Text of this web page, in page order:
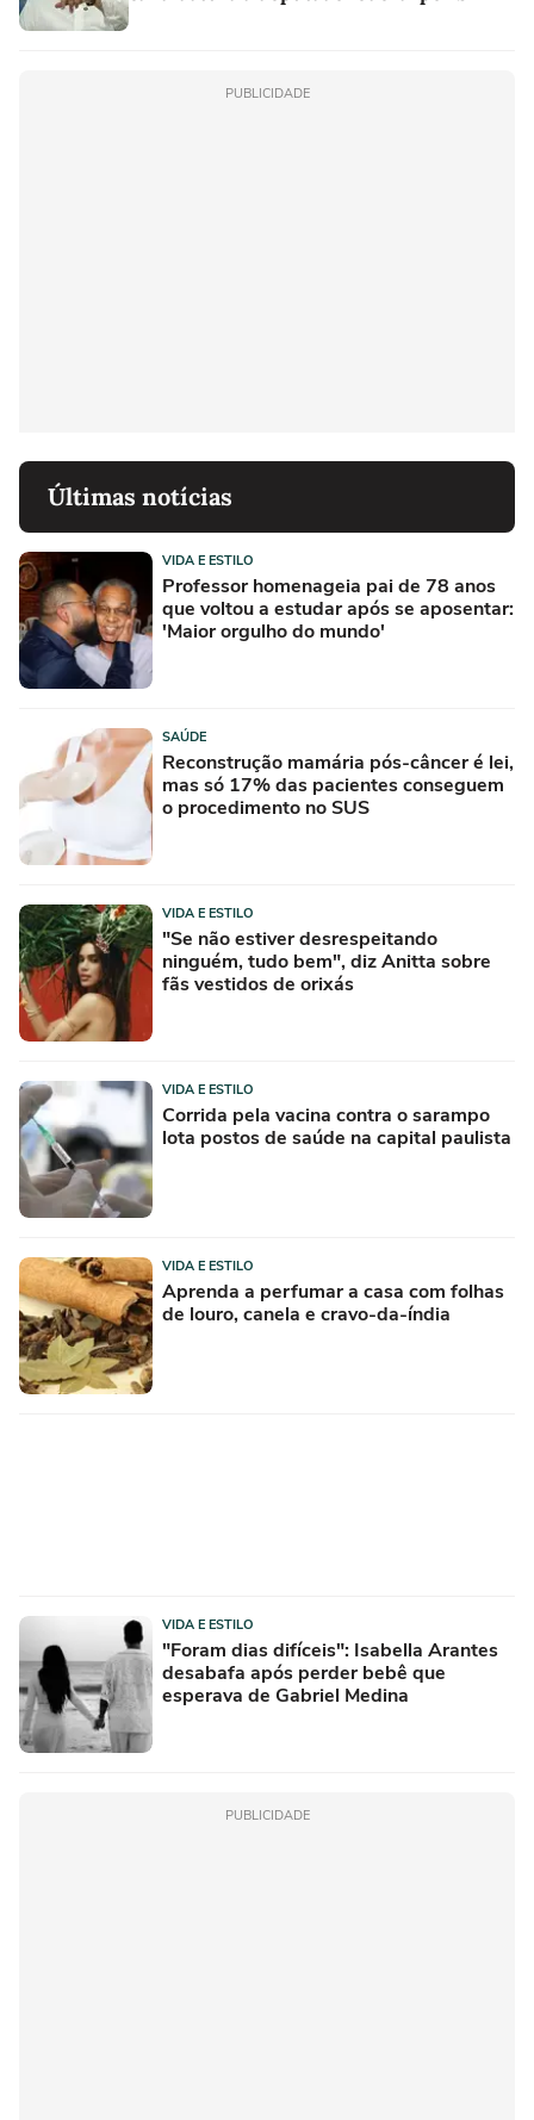
PUBLICIDADE
Últimas notícias
VIDA E ESTILO
Professor homenageia pai de 78 anos
que voltou a estudar após se aposentar:
'Maior orgulho do mundo'
SAÚDE
Reconstrução mamária pós-câncer é lei,
mas só 17% das pacientes conseguem
o procedimento no SUS
VIDA E ESTILO
"Se não estiver desrespeitando
ninguém, tudo bem", diz Anitta sobre
fãs vestidos de orixás
VIDA E ESTILO
Corrida pela vacina contra o sarampo
lota postos de saúde na capital paulista
VIDA E ESTILO
Aprenda a perfumar a casa com folhas
de louro, canela e cravo-da-índia
VIDA E ESTILO
"Foram dias difíceis": Isabella Arantes
desabafa após perder bebê que
esperava de Gabriel Medina
PUBLICIDADE